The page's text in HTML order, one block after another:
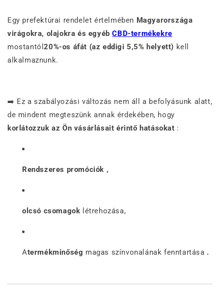
Egy prefektúrai rendelet értelmében Magyarországa
virágokra, olajokra és egyébCBD-termékekre
mostantól20%-os áfát (az eddigi 5,5% helyett) kell
alkalmaznunk.
➡️ Ez a szabályozási változás nem áll a befolyásunk alatt,
de mindent megteszünk annak érdekében, hogy
korlátozzuk az Ön vásárlásait érintő hatásokat :
Rendszeres promóciók ,
olcsó csomagok létrehozása,
Atermékminőség magas színvonalának fenntartása .